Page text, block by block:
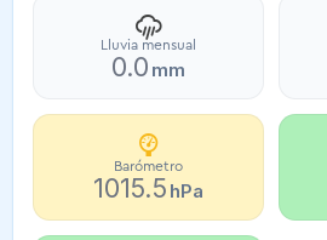
Lluvia mensual
0.0 mm
Barómetro
1015.5 hPa